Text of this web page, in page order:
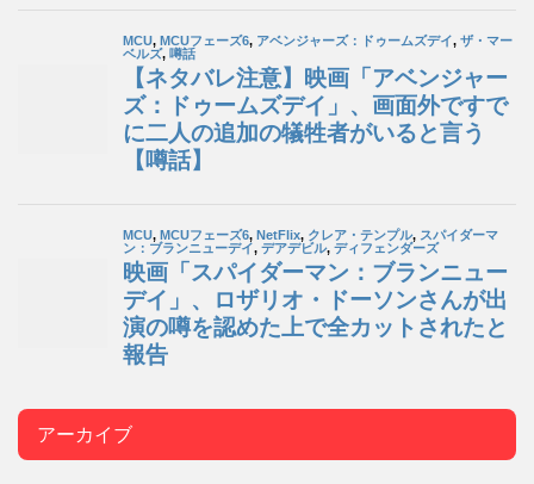
アーカイブ